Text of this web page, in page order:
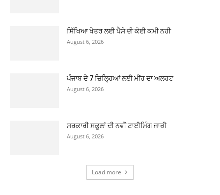
ਸਿੱਖਿਆ ਖੇਤਰ ਲਈ ਪੈਸੇ ਦੀ ਕੋਈ ਕਮੀ ਨਹੀ
August 6, 2026
ਪੰਜਾਬ ਦੇ 7 ਜ਼ਿਲ੍ਹਿਆਂ ਲਈ ਮੀਂਹ ਦਾ ਅਲਰਟ
August 6, 2026
ਸਰਕਾਰੀ ਸਕੂਲਾਂ ਦੀ ਨਵੀਂ ਟਾਈਮਿੰਗ ਜਾਰੀ
August 6, 2026
Load more